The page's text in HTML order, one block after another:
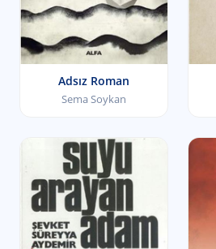
Adsız Roman
Sema Soykan